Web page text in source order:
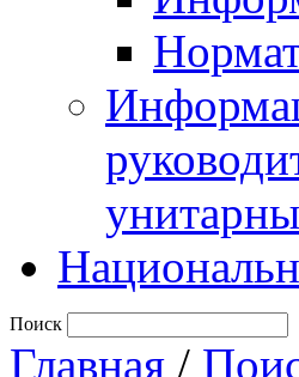
Поиск
Главная /